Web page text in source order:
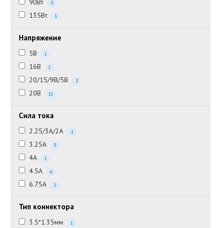
90Вт 5
135Вт 1
Напряжение
5В 1
16В 1
20/15/9В/5В 2
20В 11
Сила тока
2.25/3А/2А 2
3.25А 5
4А 1
4.5А 6
6.75А 1
Тип коннектора
3.5*1.35мм 1